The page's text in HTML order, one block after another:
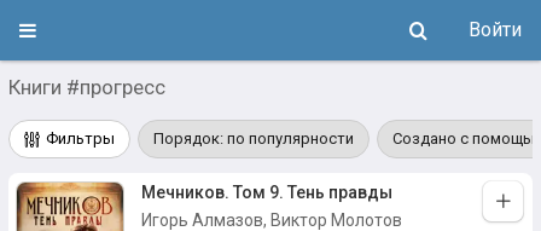
Войти
Книги #прогресс
Фильтры Порядок: по популярности Создано с
Мечников. Том 9. Тень правды
Игорь Алмазов, Виктор Молотов